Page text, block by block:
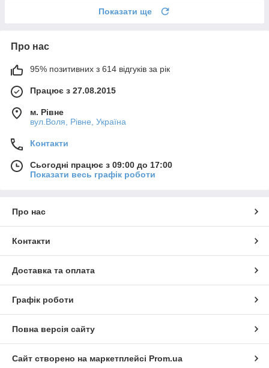
Показати ще
Про нас
95% позитивних з 614 відгуків за рік
Працює з 27.08.2015
м. Рівне
вул.Воля, Рівне, Україна
Контакти
Сьогодні працює з 09:00 до 17:00
Показати весь графік роботи
Про нас
Контакти
Доставка та оплата
Графік роботи
Повна версія сайту
Сайт створено на маркетплейсі Prom.ua